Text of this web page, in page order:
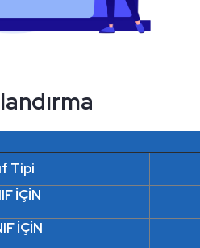
Tipi
İÇİN
İÇİN